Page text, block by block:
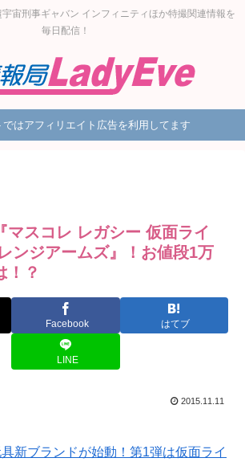
宙刑事ギャバン インフィニティほか特撮関連情報を
毎日配信！
ではアフィリエイト広告を利用してます
マスコレ レガシー 仮面ライ
ンジアームズ』！お値段1万
！？
Facebook はてブ
LINE
2015.11.11
新ブランドが始動！第1弾は仮面ライ